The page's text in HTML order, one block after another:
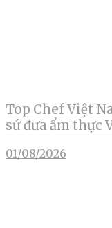
Top Chef Việt
sứ đưa ẩm thực
01/08/2026